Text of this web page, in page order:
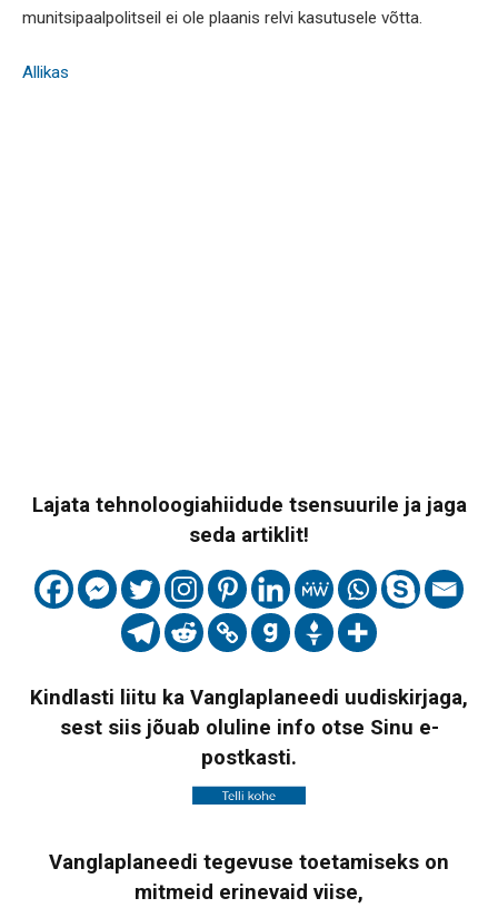
munitsipaalpolitseil ei ole plaanis relvi kasutusele võtta.
Allikas
Lajata tehnoloogiahiidude tsensuurile ja jaga
seda artiklit!
Kindlasti liitu ka Vanglaplaneedi uudiskirjaga,
sest siis jõuab oluline info otse Sinu e-
postkasti.
Vanglaplaneedi tegevuse toetamiseks on
mitmeid erinevaid viise,